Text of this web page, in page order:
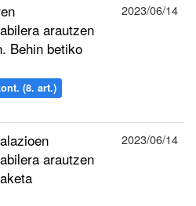
arautzen
Behin betiko
(8. art.)
2023/06/14
arautzen
2023/06/14